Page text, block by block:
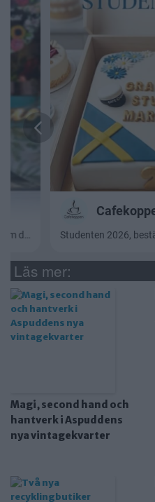
Läs mer:
Magi, second hand och
hantverk i Aspuddens
nya vintagekvarter